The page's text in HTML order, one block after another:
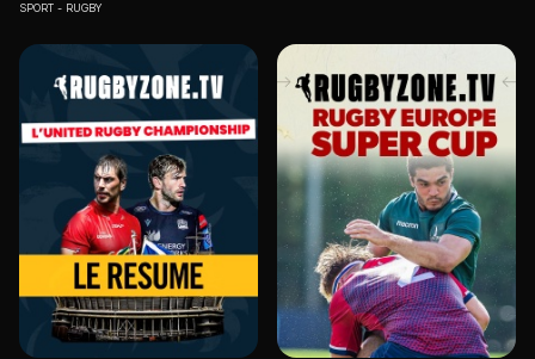
SPORT RUGBY